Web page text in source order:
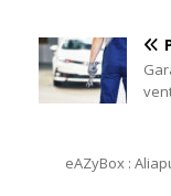
eAZyBox :